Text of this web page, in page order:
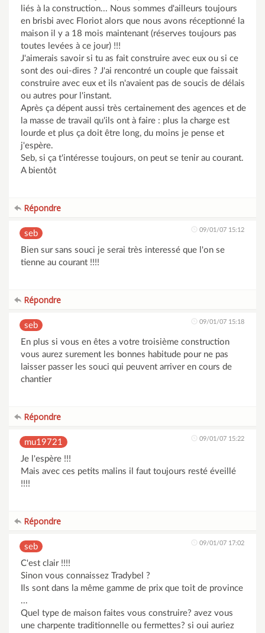
liés à la construction... Nous sommes d'ailleurs toujours
en brisbi avec Floriot alors que nous avons réceptionné la
maison il y a 18 mois maintenant (réserves toujours pas
toutes levées à ce jour) !!!
J'aimerais savoir si tu as fait construire avec eux ou si ce
sont des oui-dires ? J'ai rencontré un couple que faissait
construire avec eux et ils n'avaient pas de soucis de délais
ou autres pour l'instant.
Après ça dépent aussi très certainement des agences et de
la masse de travail qu'ils ont à faire : plus la charge est
lourde et plus ça doit être long, du moins je pense et
j'espère.
Seb, si ça t'intéresse toujours, on peut se tenir au courant.
A bientôt
Répondre
seb 09/01/07 15:12
Bien sur sans souci je serai très interessé que l'on se
tienne au courant !!!!
Répondre
seb 09/01/07 15:18
En plus si vous en êtes a votre troisième construction
vous aurez surement les bonnes habitude pour ne pas
laisser passer les souci qui peuvent arriver en cours de
chantier
Répondre
mu19721 09/01/07 15:22
Je l'espère !!!
Mais avec ces petits malins il faut toujours resté éveillé
!!!!
Répondre
seb 09/01/07 17:02
C'est clair !!!!
Sinon vous connaissez Tradybel ?
Ils sont dans la même gamme de prix que toit de province
...
Quel type de maison faites vous construire? avez vous
une charpente traditionnelle ou fermettes? si oui auriez